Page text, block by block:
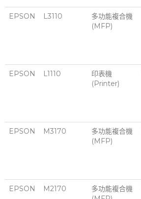
EPSON L3110
多功能複合機
(MFP)
EPSON L1110
印表機
(Printer)
EPSON M3170
多功能複合機
(MFP)
EPSON M2170
多功能複合機